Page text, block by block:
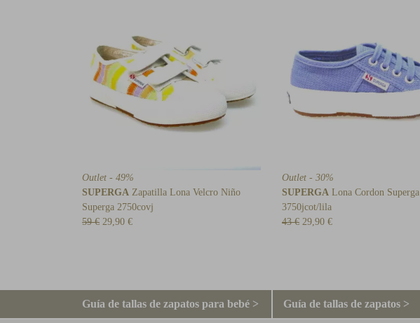
Outlet - 49%
SUPERGA Zapatilla Lona Velcro Niño
Superga 2750covj
59 € 29,90 €
Outlet - 30%
SUPERGA Lona Cordon Superga
3750jcot/lila
43 € 29,90 €
Guía de tallas de zapatos para bebé > Guía de tallas de zapatos >